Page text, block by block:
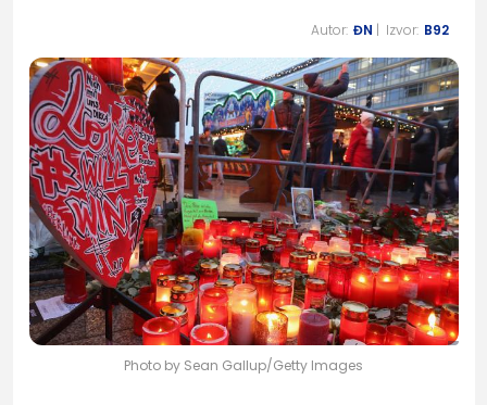
Autor: ĐN | Izvor: B92
Photo by Sean Gallup/Getty Images